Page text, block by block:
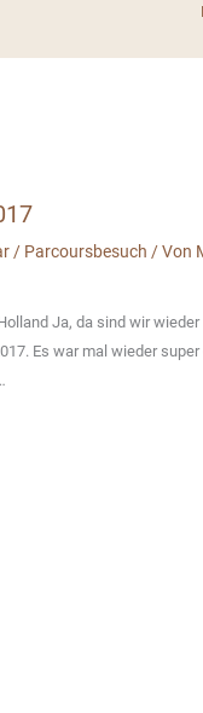
/ Parcoursbesuch / Von
Ja, da sind wir wieder
Es war mal wieder